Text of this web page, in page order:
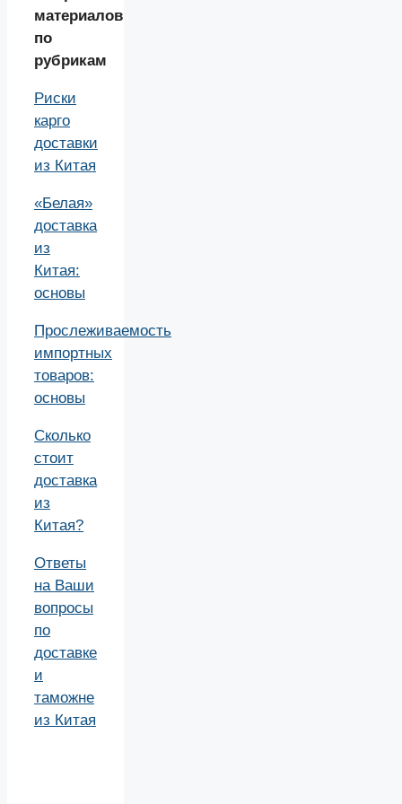
материалов
по
рубрикам
Риски
карго
доставки
из Китая
«Белая»
доставка
из
Китая:
основы
Прослеживаемость
импортных
товаров:
основы
Сколько
стоит
доставка
из
Китая?
Ответы
на Ваши
вопросы
по
доставке
и
таможне
из Китая